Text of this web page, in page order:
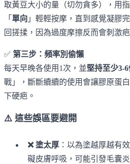
取黃豆大小的量（切勿貪多），用
「 單向 」輕輕按摩，直到感覺凝膠
回搓揉，因為過度摩擦反而會刺激
✅ 第三步：頻率別偷懶
每天早晚各使用1次，並堅持至少3-6
戰」，斷斷續續的使用會讓膠原蛋
下硬疤。
⚠️ 這些誤區要避開
❌ 塗太厚 ：以為塗越厚越有
礙皮膚呼吸，可能引發毛囊